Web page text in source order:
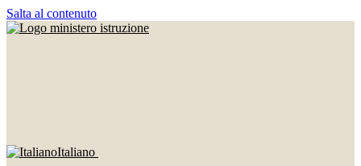
Salta al contenuto
Italiano